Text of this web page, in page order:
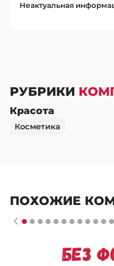
Неактуальная
РУБРИКИ
Красота
Косметика
ПОХОЖИЕ